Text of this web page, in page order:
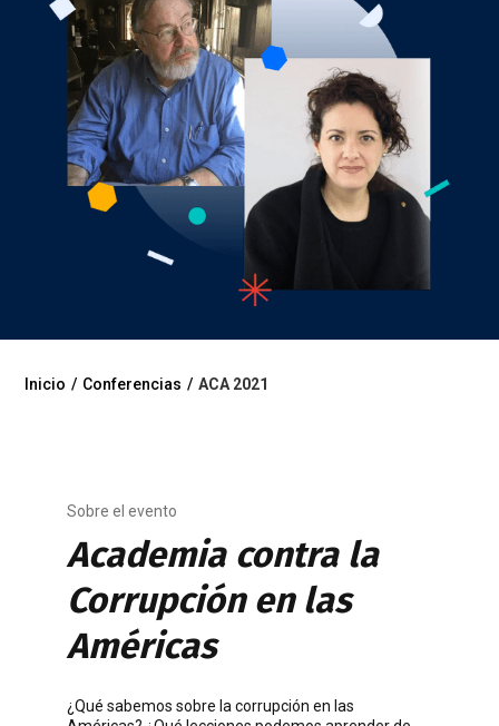
Inicio / Conferencias / ACA 2021
Sobre el evento
Academia contra la
Corrupción en las
Américas
¿Qué sabemos sobre la corrupción en las